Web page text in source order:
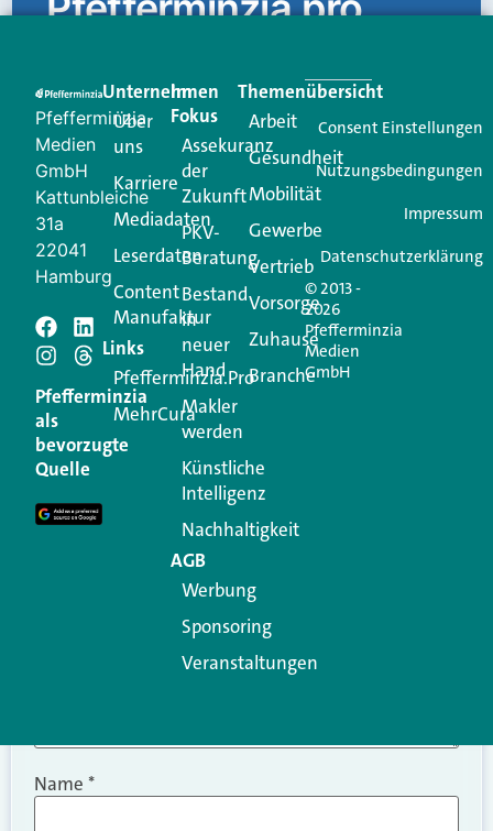
Creator für Ihre Kundenkommunikation. Alles, was
Ihren Vertriebsalltag leichter macht. Mit nur einem
Login.
Jetzt anmelden
Schreiben Sie einen
Kommentar
Ihre E-Mail-Adresse wird nicht veröffentlicht.
Erforderliche Felder sind mit
Kommentar
Name *
Pfefferminzia
Medien
GmbH
Kattunbleiche
31a
22041
Hamburg
Pfefferminzia
als
bevorzugte
Quelle
Unternehmen
Über
uns
Karriere
Mediadaten
Leserdaten
Content
Manufaktur
Links
Pfefferminzia.Pro
MehrCura
Im
Fokus
Assekuranz
der
Zukunft
PKV-
Beratung
Bestand
in
neuer
Hand
Makler
werden
Künstliche
Intelligenz
Nachhaltigkeit
AGB
Werbung
Sponsoring
Veranstaltungen
Themenübersicht
Arbeit
Gesundheit
Mobilität
Gewerbe
Vertrieb
Vorsorge
Zuhause
Branche
© 2013 -
2026
Pfefferminzia
Medien
GmbH
Consent Einstellungen
Nutzungsbedingungen
Impressum
Datenschutzerklärung